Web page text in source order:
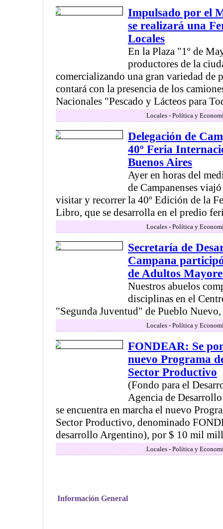
Impulsado por el
se realizará una
Locales
En la Plaza "1º de
productores de la
comercializando una gran variedad de
contará con la presencia de los
Nacionales "Pescado y Lácteos para
Locales - Política y
Delegación de
40º Feria
Buenos Aires
Ayer en horas del
de Campanenses
visitar y recorrer la 40º Edición de la
Libro, que se desarrolla en el predio
Locales - Política y
Secretaría de
Campana
de Adultos
Nuestros abuelos
disciplinas en el
"Segunda Juventud" de Pueblo
Locales - Política y
FONDEAR: Se
nuevo Programa
Sector Productivo
(Fondo para el
Agencia de
se encuentra en marcha el nuevo
Sector Productivo, denominado
desarrollo Argentino), por $ 10 mil
Locales - Política y
Información General